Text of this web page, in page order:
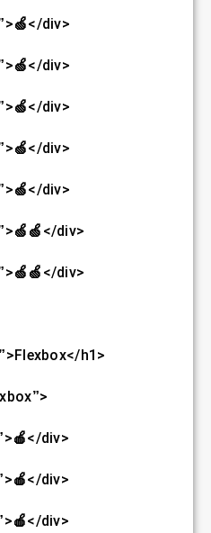
div>
div>
div>
div>
div>
div>
div>
h1>
div>
div>
div>